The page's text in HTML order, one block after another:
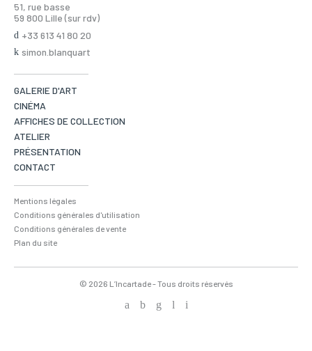
51, rue basse
59 800 Lille (sur rdv)
+33 613 41 80 20
simon.blanquart
GALERIE D'ART
CINÉMA
AFFICHES DE COLLECTION
ATELIER
PRÉSENTATION
CONTACT
Mentions légales
Conditions générales d'utilisation
Conditions générales de vente
Plan du site
© 2026 L’Incartade - Tous droits réservés